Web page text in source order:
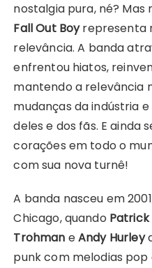
nostalgia pura, né? Mas
Fall Out Boyrepresenta
relevância. A banda
enfrentou hiatos,
mantendo a relevância
mudanças da indústria
deles e dos fãs. E ainda
corações em todo o
com sua nova turnê!
A banda nasceu em
Chicago, quando
Trohman eAndy Hurley
punk com melodias